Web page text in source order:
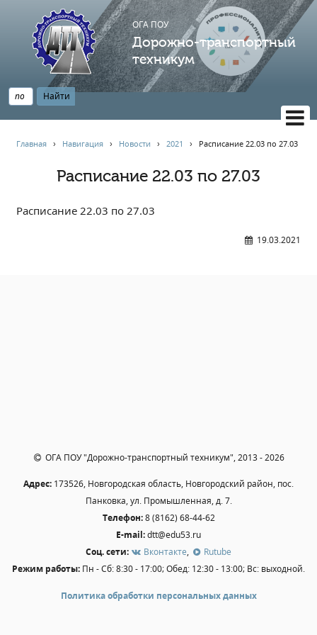
ОГА ПОУ
Дорожно-транспортный
техникум
Главная
Профессионалитет
Центр карьеры
Всероссийское чемпионатное движение
Региональная инновационная площадка
СВЕДЕНИЯ ОБ ОБРАЗОВАТЕЛЬНОЙ ОРГАНИЗАЦИИ
Основные сведения
Структура и органы управления образовательной
Главная › Навигация › Новости ›2021 › Расписание 22.03 по 27.03
Расписание 22.03 по 27.03
Расписание 22.03 по 27.03
19.03.2021
ОГА ПОУ "Дорожно-транспортный техникум", 2013 - 2026
Адрес: 173526, Новгородская область, Новгородский район, пос.
Панковка, ул. Промышленная, д. 7.
Телефон:8 (8162) 68-44-62
E-mail:dtt@edu53.ru
Соц. сети:
Вконтакте,
Rutube
Режим работы: Пн - Сб: 8:30 - 17:00; Обед: 12:30 - 13:00; Вс: выходной.
Политика обработки персональных данных